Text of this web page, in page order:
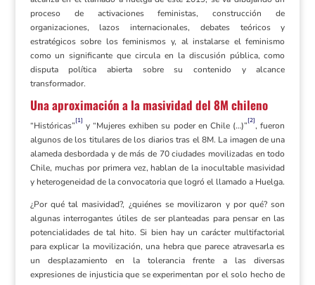
proceso de activaciones feministas, construcción de
organizaciones, lazos internacionales, debates teóricos y
estratégicos sobre los feminismos y, al instalarse el feminismo
como un significante que circula en la discusión pública, como
disputa política abierta sobre su contenido y alcance
transformador.
Una aproximación a la masividad del 8M chileno
“Históricas”[1] y “Mujeres exhiben su poder en Chile (…)”[2], fueron
algunos de los titulares de los diarios tras el 8M. La imagen de una
alameda desbordada y de más de 70 ciudades movilizadas en todo
Chile, muchas por primera vez, hablan de la inocultable masividad
y heterogeneidad de la convocatoria que logró el llamado a Huelga.
¿Por qué tal masividad?, ¿quiénes se movilizaron y por qué? son
algunas interrogantes útiles de ser planteadas para pensar en las
potencialidades de tal hito. Si bien hay un carácter multifactorial
para explicar la movilización, una hebra que parece atravesarla es
un desplazamiento en la tolerancia frente a las diversas
expresiones de injusticia que se experimentan por el solo hecho de